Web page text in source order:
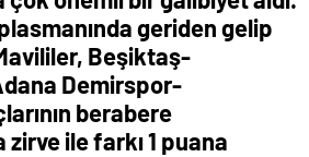
geriden gelip
Beşiktaş-
Demirspor-
berabere
ile farkı 1 puana